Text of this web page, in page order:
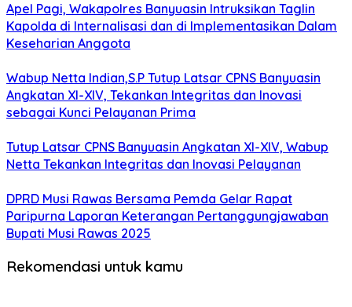
Apel Pagi, Wakapolres Banyuasin Intruksikan Taglin
Kapolda di Internalisasi dan di Implementasikan Dalam
Keseharian Anggota
Wabup Netta Indian,S.P Tutup Latsar CPNS Banyuasin
Angkatan XI-XIV, Tekankan Integritas dan Inovasi
sebagai Kunci Pelayanan Prima
Tutup Latsar CPNS Banyuasin Angkatan XI-XIV, Wabup
Netta Tekankan Integritas dan Inovasi Pelayanan
DPRD Musi Rawas Bersama Pemda Gelar Rapat
Paripurna Laporan Keterangan Pertanggungjawaban
Bupati Musi Rawas 2025
Rekomendasi untuk kamu